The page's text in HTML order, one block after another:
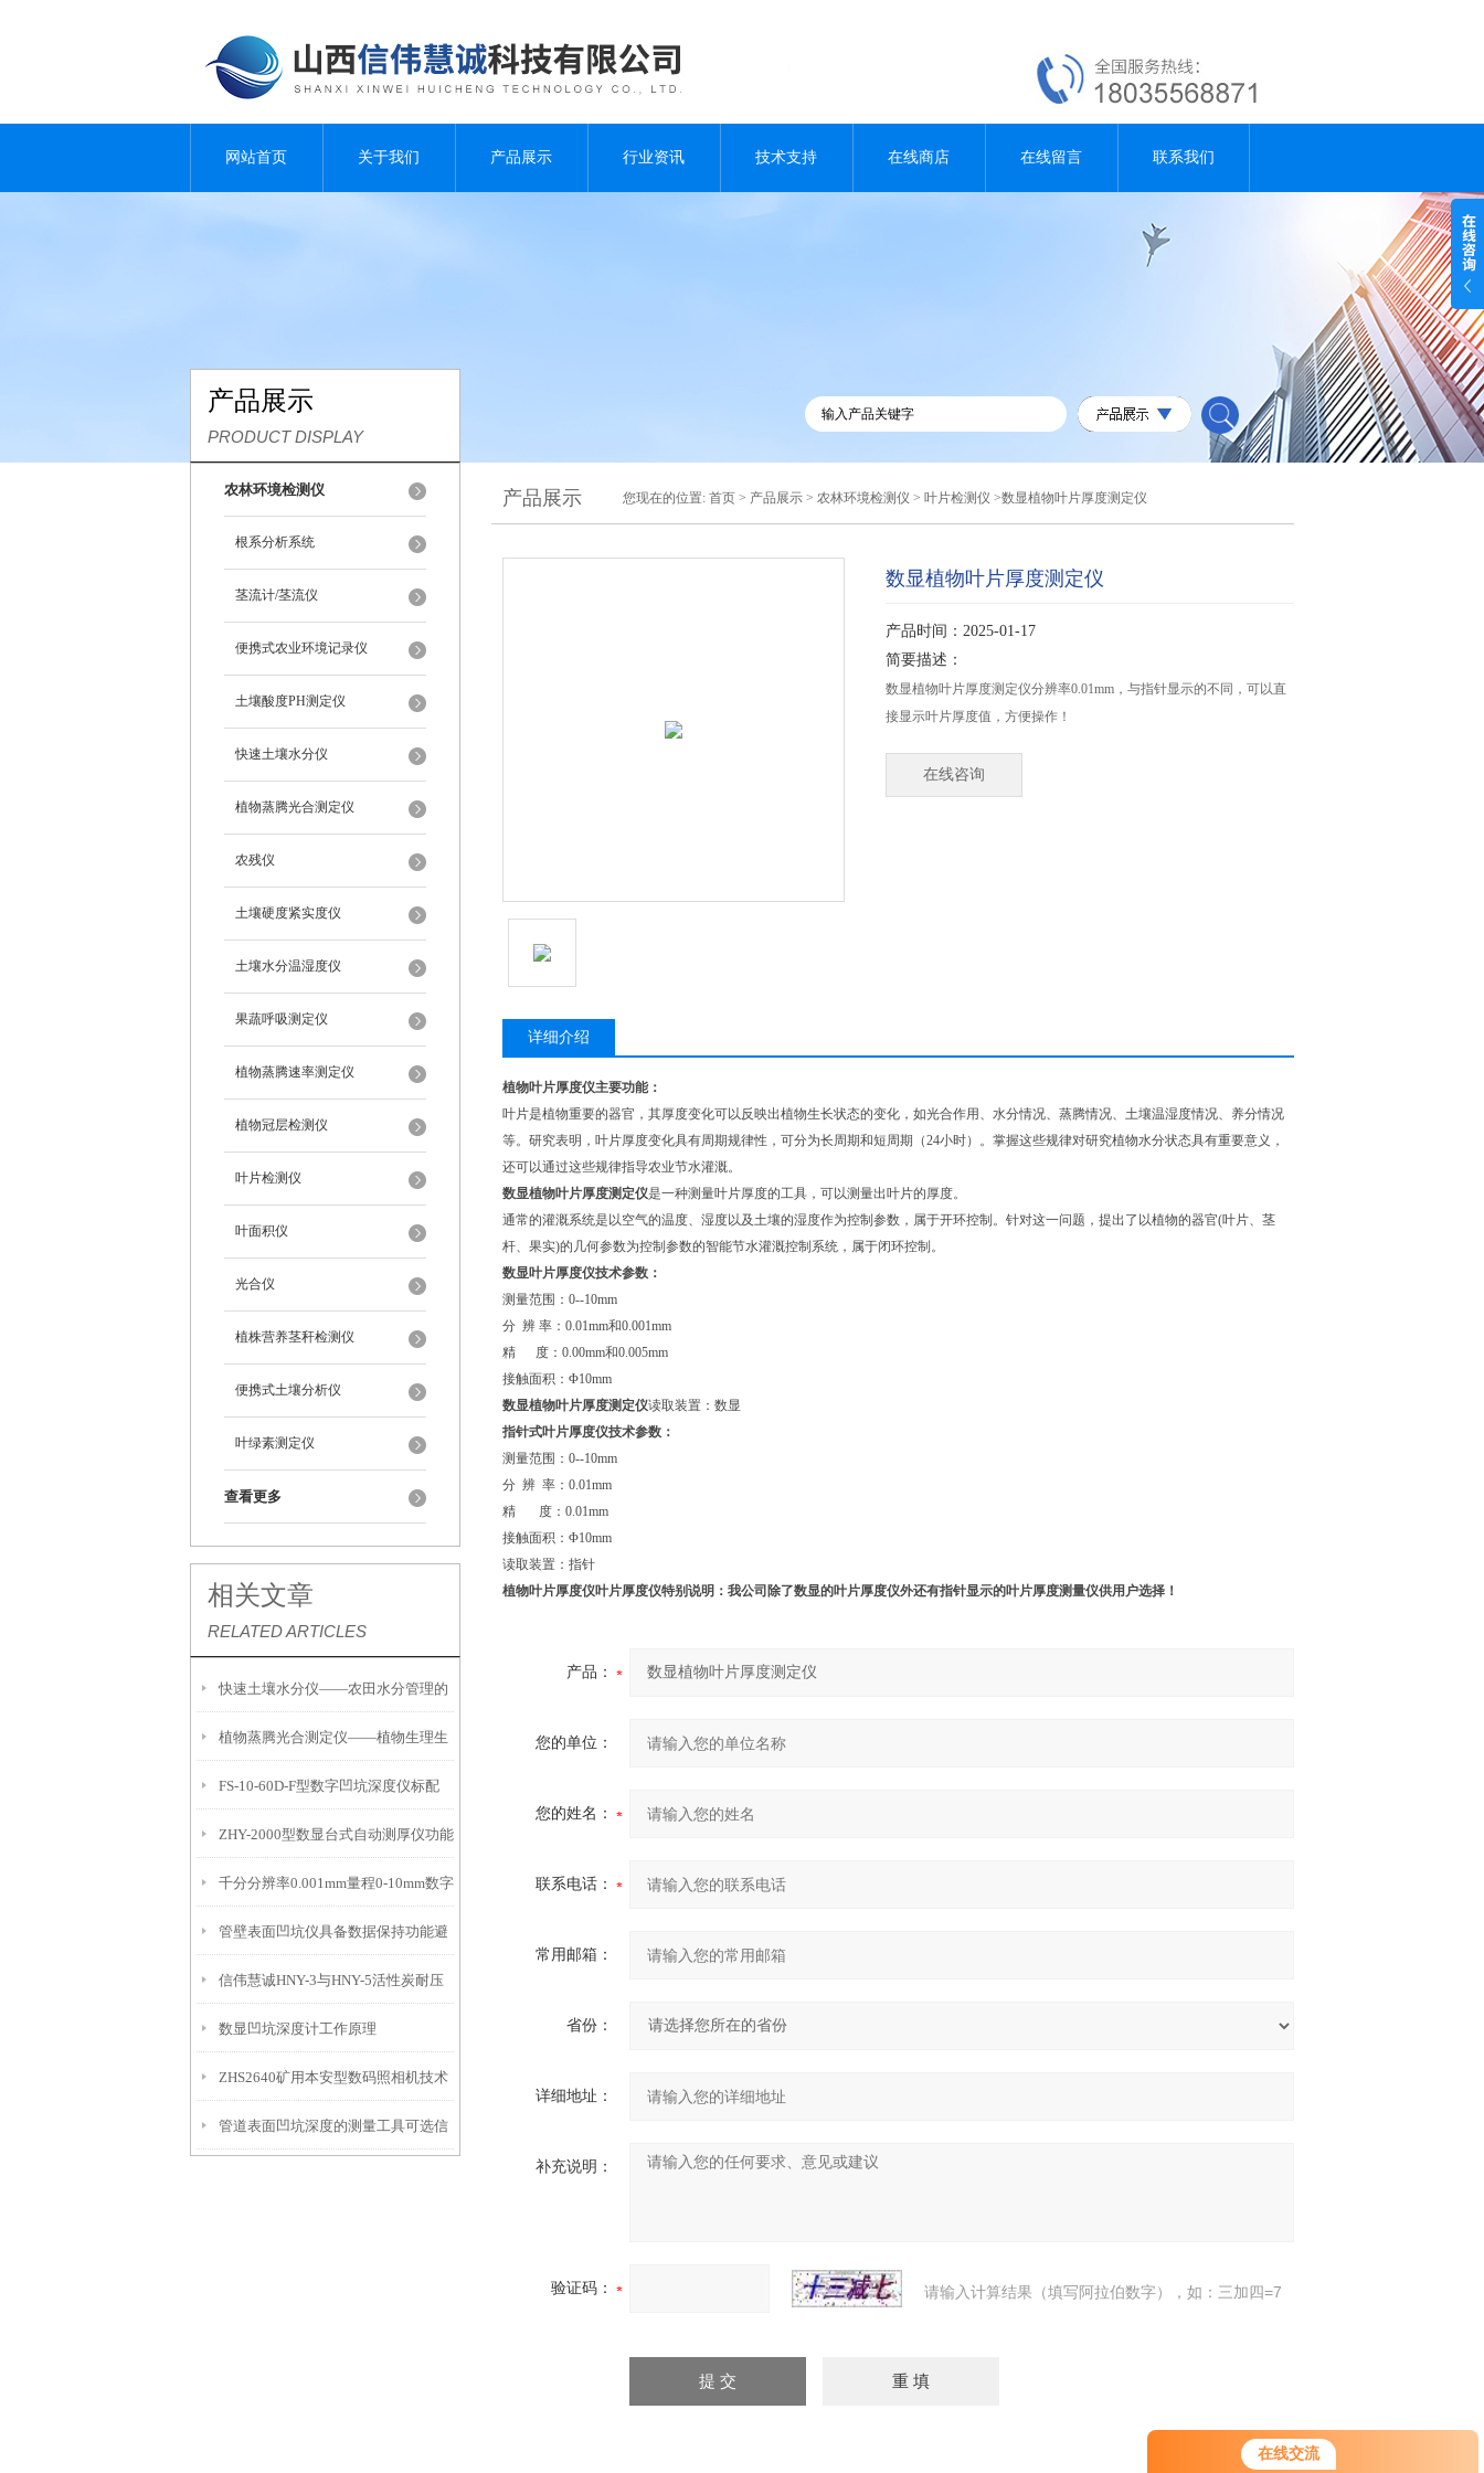
在线交流
网站首页 关于我们 产品展示 行业资讯 技术支持 在线商店 在线留言 联系我们
产品展示
PRODUCT DISPLAY
农林环境检测仪
根系分析系统
茎流计/茎流仪
便携式农业环境记录仪
土壤酸度PH测定仪
快速土壤水分仪
植物蒸腾光合测定仪
农残仪
土壤硬度紧实度仪
土壤水分温湿度仪
果蔬呼吸测定仪
植物蒸腾速率测定仪
植物冠层检测仪
叶片检测仪
叶面积仪
光合仪
植株营养茎秆检测仪
便携式土壤分析仪
叶绿素测定仪
查看更多
相关文章
RELATED ARTICLES
快速土壤水分仪——农田水分管理的
便携式检测工具
植物蒸腾光合测定仪——植物生理生
态的实时监测设备
FS-10-60D-F型数字凹坑深度仪标配
IP54级表头分辨率0.01mm量程
10mm！
ZHY-2000型数显台式自动测厚仪功能
特点
千分分辨率0.001mm量程0-10mm数字
埋头度仪技术参数！
管壁表面凹坑仪具备数据保持功能避
免测试过程中测针移动导致数据变动
信伟慧诚HNY-3与HNY-5活性炭耐压
强度测定仪技术参数！
数显凹坑深度计工作原理
ZHS2640矿用本安型数码照相机技术
参数！
管道表面凹坑深度的测量工具可选信
产品展示 您现在的位置: 首页 > 产品展示 > 农林环境检测仪 > 叶片检测仪 >数显植物叶片厚度测定仪
数显植物叶片厚度测定仪
产品时间：2025-01-17
简要描述：
数显植物叶片厚度测定仪分辨率0.01mm，与指针显示的不同，可以直
接显示叶片厚度值，方便操作！
在线咨询
详细介绍
植物叶片厚度仪主要功能：
叶片是植物重要的器官，其厚度变化可以反映出植物生长状态的变化，如光合作用、水分情况、蒸腾情况、土壤温湿度情况、养分情况
等。研究表明，叶片厚度变化具有周期规律性，可分为长周期和短周期（24小时）。掌握这些规律对研究植物水分状态具有重要意义，
还可以通过这些规律指导农业节水灌溉。
数显植物叶片厚度测定仪是一种测量叶片厚度的工具，可以测量出叶片的厚度。
通常的灌溉系统是以空气的温度、湿度以及土壤的湿度作为控制参数，属于开环控制。针对这一问题，提出了以植物的器官(叶片、茎
杆、果实)的几何参数为控制参数的智能节水灌溉控制系统，属于闭环控制。
数显叶片厚度仪技术参数：
测量范围：0--10mm
分 辨 率：0.01mm和0.001mm
精 度：0.00mm和0.005mm
接触面积：Φ10mm
数显植物叶片厚度测定仪读取装置：数显
指针式叶片厚度仪技术参数：
测量范围：0--10mm
分 辨 率：0.01mm
精 度：0.01mm
接触面积：Φ10mm
读取装置：指针
植物叶片厚度仪叶片厚度仪特别说明：我公司除了数显的叶片厚度仪外还有指针显示的叶片厚度测量仪供用户选择！
产品：
您的单位：
您的姓名：
联系电话：
常用邮箱：
省份：
详细地址：
补充说明：
验证码： 请输入计算结果（填写阿拉伯数字），如：三加四=7